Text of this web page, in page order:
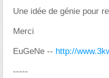
Une idée de génie pour
Merci
EuGeNe -- http://
-----